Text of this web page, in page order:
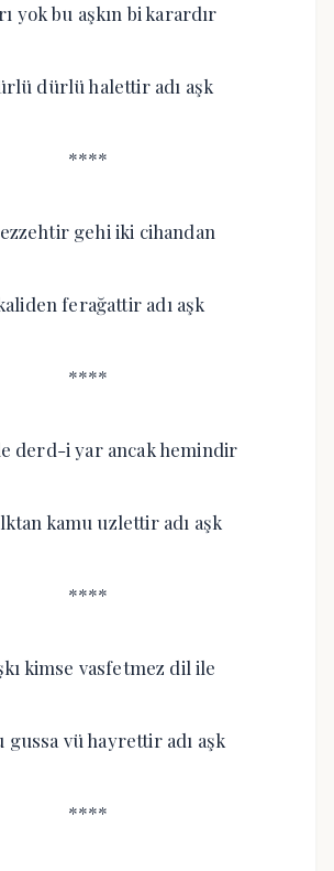
yok bu aşkın bi karardır
dürlü halettir adı aşk
****
gehi iki cihandan
ferağattir adı aşk
****
derd-i yar ancak hemindir
kamu uzlettir adı aşk
****
kimse vasfetmez dil ile
gussa vü hayrettir adı aşk
****